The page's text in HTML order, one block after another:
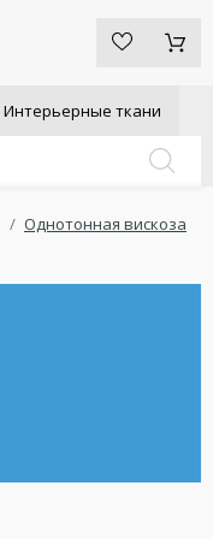
Интерьерные ткани
Однотонная вискоза